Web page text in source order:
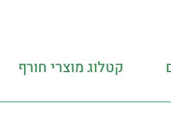
קטלוג מוצרי חורף